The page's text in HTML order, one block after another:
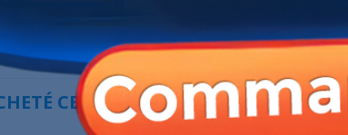
SUPER...
8 899,00 MAD
ZOTAC GAMING
5070 TI...
13 590,00 MAD
CE PRODUIT ONT ÉGALEMENT